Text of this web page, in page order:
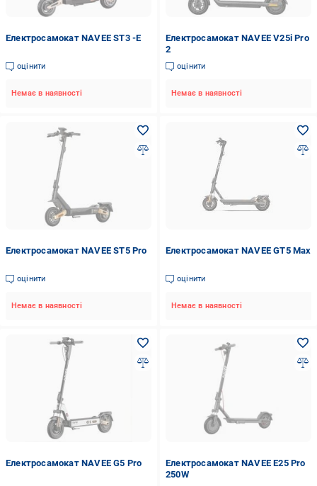
Електросамокат NAVEE ST3 -E
оцінити
Немає в наявності
Електросамокат NAVEE V25i Pro
2
оцінити
Немає в наявності
Електросамокат NAVEE ST5 Pro
оцінити
Немає в наявності
Електросамокат NAVEE GT5 Max
оцінити
Немає в наявності
Електросамокат NAVEE G5 Pro
Електросамокат NAVEE E25 Pro
250W